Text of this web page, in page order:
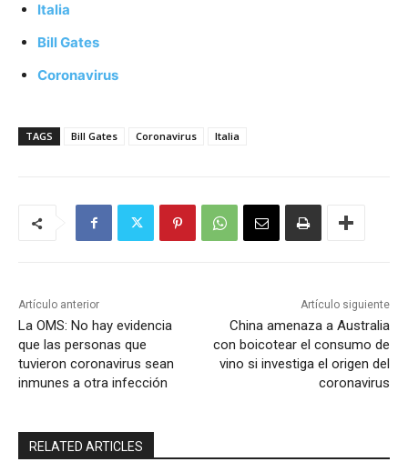
Italia
Bill Gates
Coronavirus
TAGS Bill Gates Coronavirus Italia
Artículo anterior
La OMS: No hay evidencia
que las personas que
tuvieron coronavirus sean
inmunes a otra infección
Artículo siguiente
China amenaza a Australia
con boicotear el consumo de
vino si investiga el origen del
coronavirus
RELATED ARTICLES